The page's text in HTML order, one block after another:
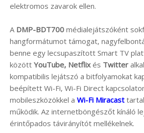
elektromos zavarok ellen.
A DMP-BDT700 médialejátszóként
hangformátumot támogat,
benne egy lecsupaszított Smart TV
között YouTube, Netflix és Twitter
kompatibilis lejátszó a bitfolyamokat
beépített Wi-Fi, Wi-Fi Direct
mobileszközökkel a Wi-Fi Miracast
működik. Az internetböngészőt kínáló
érintőpados távirányítót mellékelnek.